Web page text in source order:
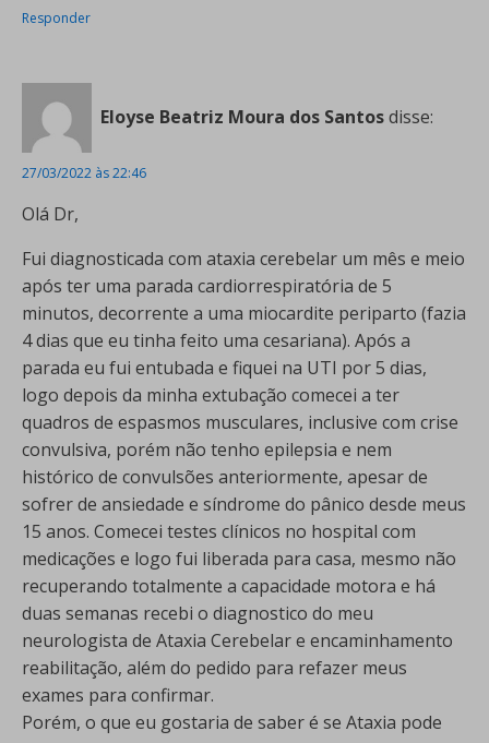
Responder
Eloyse Beatriz Moura dos Santosdisse:
27/03/2022 às 22:46
Olá Dr,
Fui diagnosticada com ataxia cerebelar um mês e meio
após ter uma parada cardiorrespiratória de 5
minutos, decorrente a uma miocardite periparto (fazia
4 dias que eu tinha feito uma cesariana). Após a
parada eu fui entubada e fiquei na UTI por 5 dias,
logo depois da minha extubação comecei a ter
quadros de espasmos musculares, inclusive com crise
convulsiva, porém não tenho epilepsia e nem
histórico de convulsões anteriormente, apesar de
sofrer de ansiedade e síndrome do pânico desde meus
15 anos. Comecei testes clínicos no hospital com
medicações e logo fui liberada para casa, mesmo não
recuperando totalmente a capacidade motora e há
duas semanas recebi o diagnostico do meu
neurologista de Ataxia Cerebelar e encaminhamento
reabilitação, além do pedido para refazer meus
exames para confirmar.
Porém, o que eu gostaria de saber é se Ataxia pode